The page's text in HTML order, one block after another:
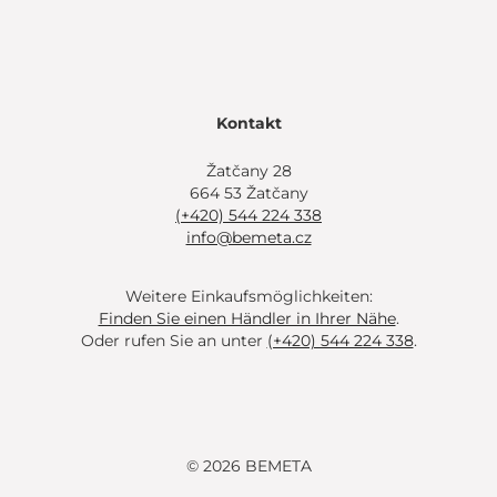
Kontakt
Žatčany 28
664 53 Žatčany
(+420) 544 224 338
info@bemeta.cz
Weitere Einkaufsmöglichkeiten:
Finden Sie einen Händler in Ihrer Nähe.
Oder rufen Sie an unter (+420) 544 224 338.
© 2026 BEMETA